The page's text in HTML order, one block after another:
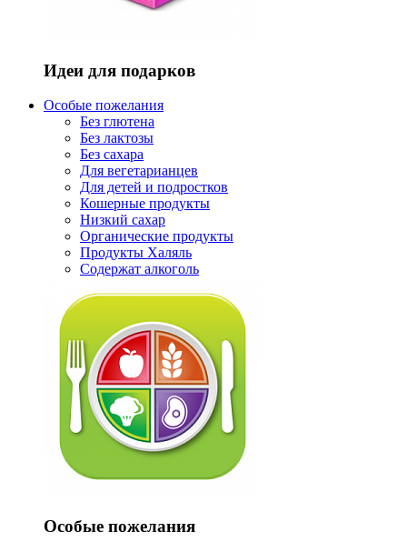
Идеи для подарков
Особые пожелания
Без глютена
Без лактозы
Без сахара
Для вегетарианцев
Для детей и подростков
Кошерные продукты
Низкий сахар
Органические продукты
Продукты Халяль
Содержат алкоголь
Особые пожелания